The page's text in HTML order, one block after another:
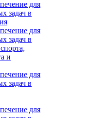
для
задач в
для
задач в
и
для
задач в
для